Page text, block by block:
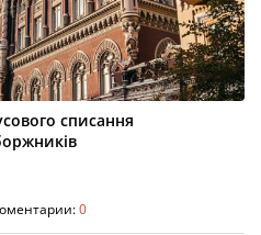
списання
0